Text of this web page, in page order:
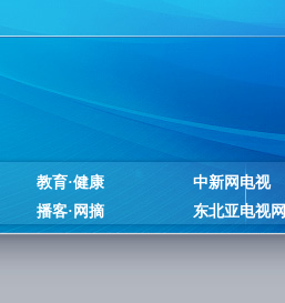
教育·健康
播客·网摘
中新网电视
东北亚电视网